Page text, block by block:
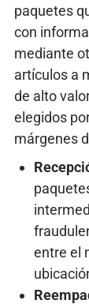
paquetes
con
mediante
artículos a
de alto
elegidos
márgenes
entre el